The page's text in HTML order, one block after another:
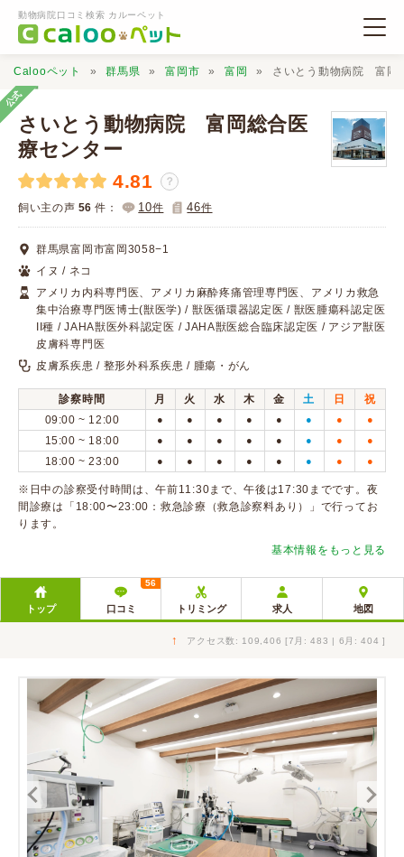
動物病院口コミ検索 カルーペット
動物病院検索
Calooペットとは？
口コミ投稿
Calooペット 群馬県 富岡市 富岡 さいとう動物病院 富岡
公式
さいとう動物病院 富岡総合医
療センター
4.81 ？
飼い主の声 56 件： 10件 46件
群馬県富岡市富岡3058−1
イヌ / ネコ
アメリカ内科専門医、アメリカ麻酔疼痛管理専門医、アメリカ救急
集中治療専門医博士(獣医学) / 獣医循環器認定医 / 獣医腫瘍科認定医
II種 / JAHA獣医外科認定医 / JAHA獣医総合臨床認定医 / アジア獣医
皮膚科専門医
皮膚系疾患 / 整形外科系疾患 / 腫瘍・がん
診察時間 月 火 水 木 金 土 日
祝
09:00 ~ 12:00
● ● ● ● ● ● ● ●
15:00 ~ 18:00 ● ● ● ● ● ● ● ●
18:00 ~ 23:00 ● ● ● ● ● ● ● ●
※日中の診察受付時間は、午前11:30まで、午後は17:30までです。夜
間診療は「18:00〜23:00：救急診療（救急診察料あり）」で行ってお
ります。
基本情報をもっと見る
トップ 口コミ
56
トリミング 求人 地図
↑ アクセス数: 109,406 [7月: 483 | 6月: 404 ]